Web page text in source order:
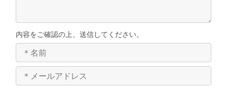
内容をご確認の上、送信してください。